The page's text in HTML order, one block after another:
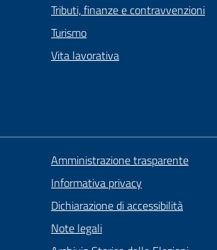
Tributi, finanze e contravvenzioni
Turismo
Vita lavorativa
Amministrazione trasparente
Informativa privacy
Dichiarazione di accessibilità
Note legali